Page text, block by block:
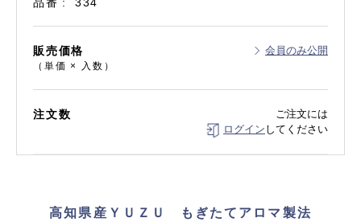
販売価格
（単価 × 入数）
会員のみ公開
注文数
ご注文には
ログイン してください
高知県産ＹＵＺＵ もぎたてアロマ製法